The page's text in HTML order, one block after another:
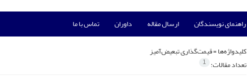
راهنمای نویسندگان ارسال مقاله داوران تماس با ما
کلیدواژه‌ها =قیمت‌گذاری تبعیض‌آمیز
تعداد مقالات: 1